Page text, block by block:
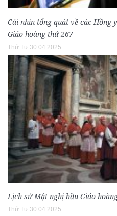
Cái nhìn tổng quát về các
Giáo hoàng thứ 267
Thứ Tư 30.04.2025
Lịch sử Mật nghị bầu Giáo
Thứ Tư 30.04.2025